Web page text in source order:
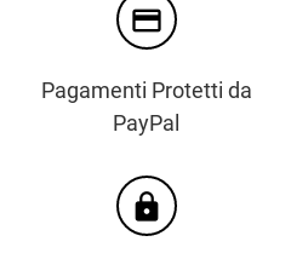
credit_card
Pagamenti Protetti da
PayPal
https